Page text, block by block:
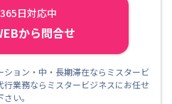
日対応中
から問合せ
ョン・中・長期滞在ならミスタービ
業務ならミスタービジネスにお任せ
さい。